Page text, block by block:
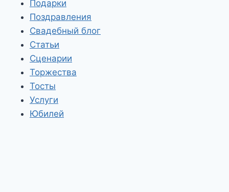
Подарки
Поздравления
Свадебный блог
Статьи
Сценарии
Торжества
Тосты
Услуги
Юбилей